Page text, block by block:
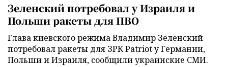
Зеленский потребовал у Израиля и
Польши ракеты для ПВО
Глава киевского режима Владимир Зеленский
потребовал ракеты для ЗРК Patriot у Германии,
Польши и Израиля, сообщили украинские СМИ.